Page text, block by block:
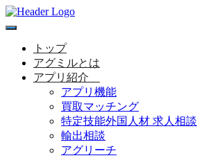
toggle
navigationトップ
アグミルとは
アプリ紹介
アプリ機能
買取マッチング
特定技能外国人材 求人相談
輸出相談
アグリーチ